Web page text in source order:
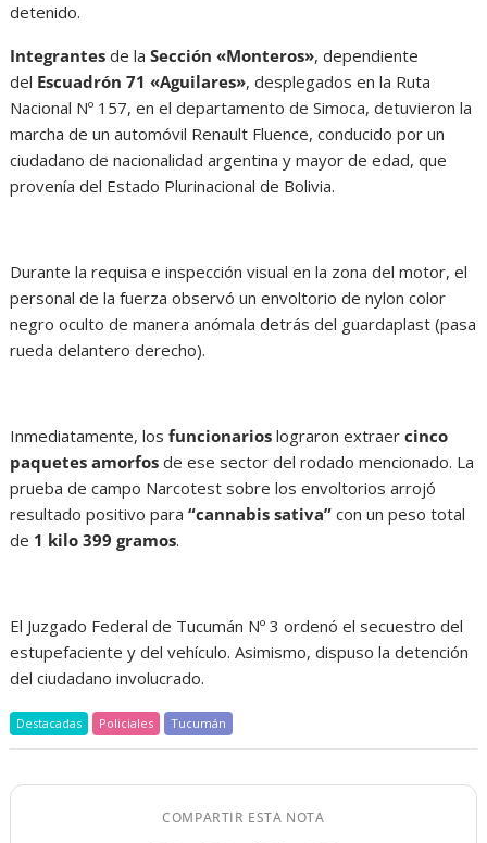
detenido.
Integrantes de laSección «Monteros», dependiente
del Escuadrón 71 «Aguilares», desplegados en la Ruta
Nacional Nº 157, en el departamento de Simoca, detuvieron la
marcha de un automóvil Renault Fluence, conducido por un
ciudadano de nacionalidad argentina y mayor de edad, que
provenía del Estado Plurinacional de Bolivia.
Durante la requisa e inspección visual en la zona del motor, el
personal de la fuerza observó un envoltorio de nylon color
negro oculto de manera anómala detrás del guardaplast (pasa
rueda delantero derecho).
Inmediatamente, losfuncionarios lograron extraercinco
paquetes amorfos de ese sector del rodado mencionado. La
prueba de campo Narcotest sobre los envoltorios arrojó
resultado positivo para“cannabis sativa” con un peso total
de 1 kilo 399 gramos.
El Juzgado Federal de Tucumán Nº 3 ordenó el secuestro del
estupefaciente y del vehículo. Asimismo, dispuso la detención
del ciudadano involucrado.
Destacadas Policiales Tucumán
COMPARTIR ESTA NOTA